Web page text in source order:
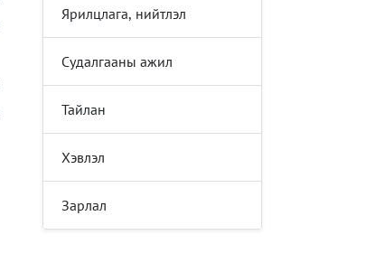
Ярилцлага, нийтлэл
Судалгааны ажил
Тайлан
Хэвлэл
Зарлал